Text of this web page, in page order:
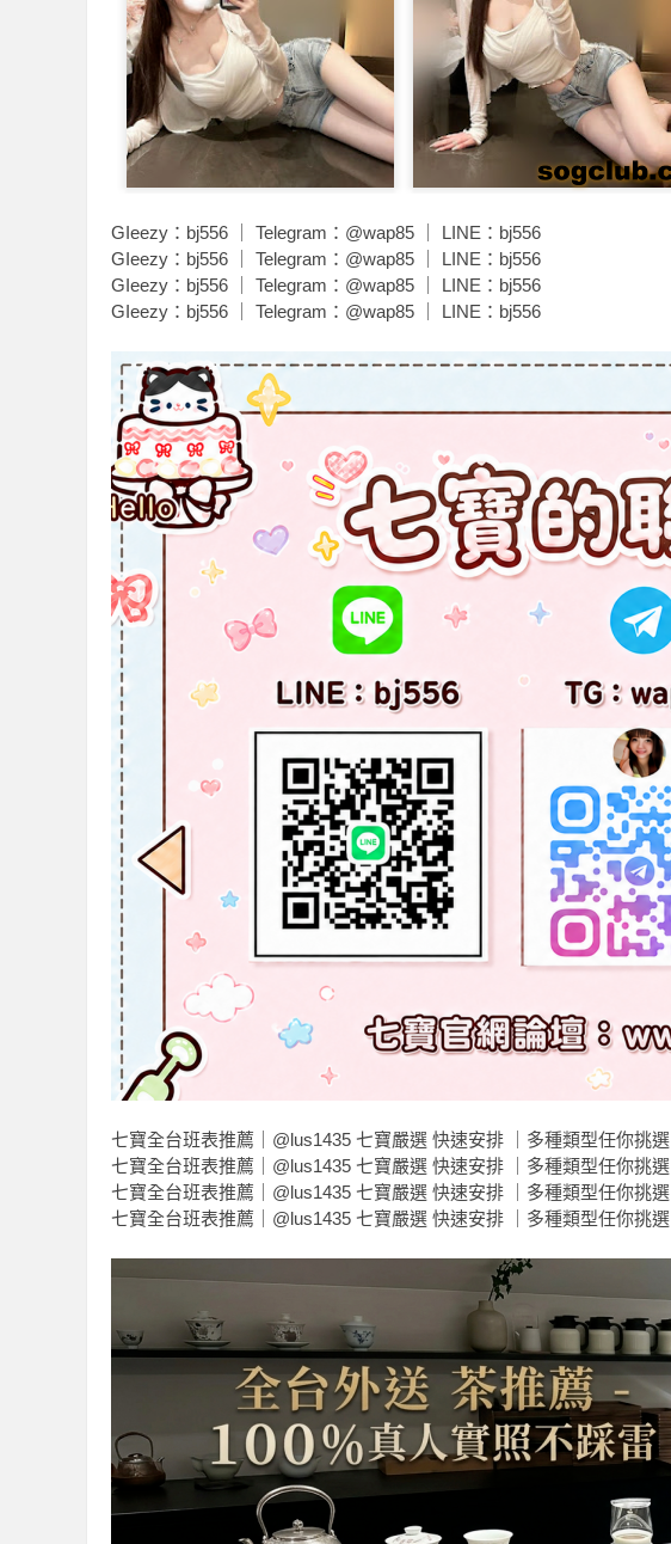
GIeezy：bj556 ｜ Telegram：@wap85 ｜ LINE：bj556
GIeezy：bj556 ｜ Telegram：@wap85 ｜ LINE：bj556
GIeezy：bj556 ｜ Telegram：@wap85 ｜ LINE：bj556
GIeezy：bj556 ｜ Telegram：@wap85 ｜ LINE：bj556
七寶全台班表推薦｜@lus1435 七寶嚴選 快速安排 ｜多種類型任你挑選
七寶全台班表推薦｜@lus1435 七寶嚴選 快速安排 ｜多種類型任你挑選
七寶全台班表推薦｜@lus1435 七寶嚴選 快速安排 ｜多種類型任你挑選
七寶全台班表推薦｜@lus1435 七寶嚴選 快速安排 ｜多種類型任你挑選